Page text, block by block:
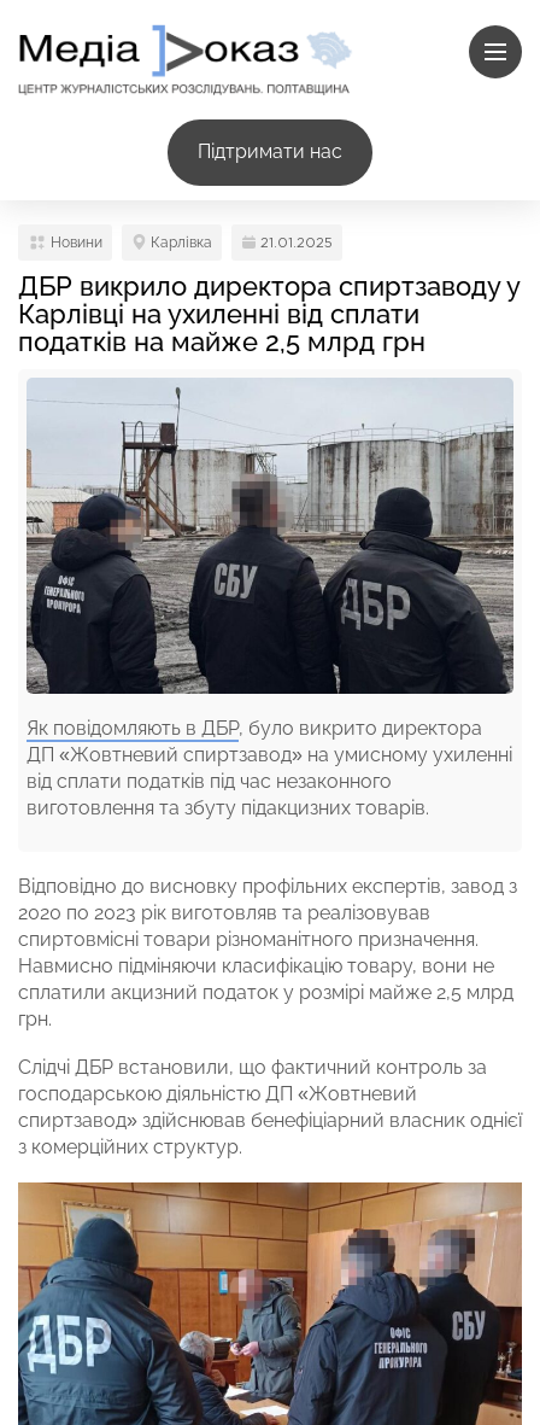
Підтримати нас
Новини Карлівка 21.01.2025
ДБР викрило директора спиртзаводу у
Карлівці на ухиленні від сплати
податків на майже 2,5 млрд грн
Як повідомляють в ДБР, було викрито директора
ДП «Жовтневий спиртзавод» на умисному ухиленні
від сплати податків під час незаконного
виготовлення та збуту підакцизних товарів.
Відповідно до висновку профільних експертів, завод з
2020 по 2023 рік виготовляв та реалізовував
спиртовмісні товари різноманітного призначення.
Навмисно підміняючи класифікацію товару, вони не
сплатили акцизний податок у розмірі майже 2,5 млрд
грн.
Слідчі ДБР встановили, що фактичний контроль за
господарською діяльністю ДП «Жовтневий
спиртзавод» здійснював бенефіціарний власник однієї
з комерційних структур.